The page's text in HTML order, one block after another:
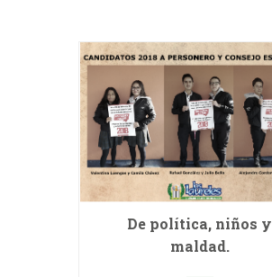
De política, niños y
maldad.